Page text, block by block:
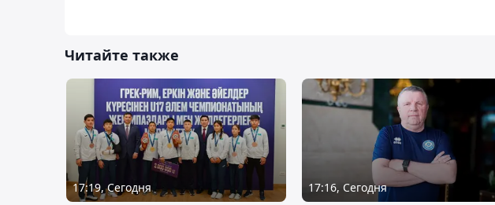
Читайте также
17:19, Сегодня 17:16, Сегодня